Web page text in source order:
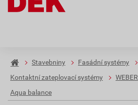
Stavebniny
Fasádní systémy
Kontaktní zateplovací systémy
WEBER
Aqua balance